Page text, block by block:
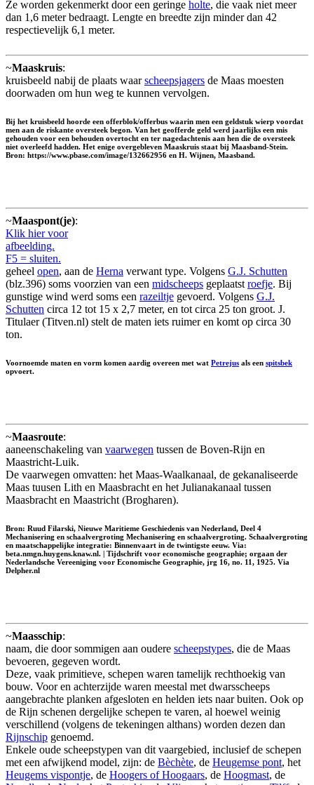
Ze worden gekenmerkt door een geringe holte, die vaak niet meer
dan 1,6 meter bedraagt. Lengte en breedte zijn minder dan 42
respectievelijk 6,1 meter.
~Maaskruis:
kruisbeeld nabij de plaats waarscheepsjagers de Maas moesten
doorwaden om hun weg te kunnen vervolgen.
Bij het kruisbeeld hoorde een offerblok/offerbus waarin men een geldstuk wierp voordat
men aan de riskante oversteek begon. Van het geofferde geld werd jaarlijks een mis
gehouden voor een behouden overtocht en ter nagedachtenis aan hen die de oversteek
niet overleefd hadden. Het enige overgebleven Maaskruis staat bij Maasband-Stein.
Bron: https://www.pbase.com/image/132662956 en H. Wijnen, Maasband.
~Maaspont(je):
Klik hier voor
afbeelding.
F5 = sluiten.
geheel open, aan de Herna verwant type. Volgens G.J. Schutten
(blz.396) soms voorzien van een midscheeps geplaatst roefje. Bij
gunstige wind werd soms een razeiltje gevoerd. Volgens G.J.
Schutten circa 12 tot 15 x 2,7 meter, en tot circa 25 ton groot. J.
Titulaer (Titven.nl) stelt de maten iets ruimer en komt op circa 30
ton.
Voornoemde maten en vorm komen aardig overeen met wat Petrejus als een spitsbek
opvoert.
~Maasroute:
aaneenschakeling van vaarwegen tussen de Boven-Rijn en
Maastricht-Luik.
De vaarwegen omvatten: het Maas-Waalkanaal, de gekanaliseerde
Maas tuusen Lith en Maasbracht en het Julianakanaal tussen
Maasbracht en Maastricht (Brogharen).
Bron: Ruud Filarski, Nieuwe Maritieme Geschiedenis van Nederland, Deel 4
Mechanisering en schaalvergroting Mechanisering en schaalvergroting. Schaalvergroting
en maatschappelijke integratie: Binnenvaart in de twintigste eeuw. Via:
beta.nmgn.huygens.knaw.nl. | Tijdschrift voor economische geographie; orgaan der
Nederlandsche Vereeniging voor Economische Geographie, jrg 16, no. 11, 1925. Via
Delpher.nl
~Maasschip:
naam, die door sommigen aan oudere scheepstypes, die de Maas
bevoeren, gegeven wordt.
Deze, vaak primitieve, schepen waren tamelijk rechthoekig van
bouw. Voor en achterzijde waren meestal met dwarsscheeps
aangebrachte planken afgesloten en helden iets naar buiten. Ook op
de Rijn schenen dergelijke schepen te varen, al hoewel weinig
verschillend (volgens de tekeningen althans) worden dezen dan
Rijnschip genoemd.
Enkele oude scheepstypen van dit vaargebied, inclusief de schepen
met een afwijkend model, zijn: de Bèchète, de Heugemse pont, het
Heugems vispontje, de Hoogers of Hoogaars, de Hoogmast, de